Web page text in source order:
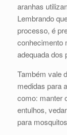
aranhas
Lembrando
processo, é
conhecimento
adequada dos
Também vale
medidas para
como: manter
entulhos,
para